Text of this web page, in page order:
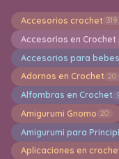
Accesorios crochet 319
Accesorios en
Accesorios para bebes
Adornos en Crochet 20
Alfombras en Crochet
Amigurumi Gnomo 20
Amigurumi para
Aplicaciones en